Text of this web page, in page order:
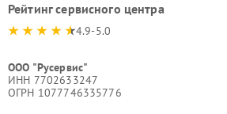
Рейтинг сервисного центра
4.9-5.0
ООО "Русервис"
ИНН 7702633247
ОГРН 1077746335776